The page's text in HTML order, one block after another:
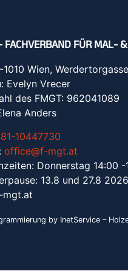
FACHVERBAND FÜR MAL-
1010 Wien,
Evelyn Vrecer
des FMGT: 962041089
Anders
10447730
office@f-mgt.at
Donnerstag 14:00 -
13.8 und 27.8 2026
t
by InetService –